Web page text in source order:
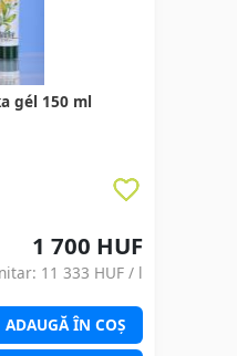
gél 150 ml
1 700 HUF
11 333 HUF / l
ADAUGĂ ÎN COȘ